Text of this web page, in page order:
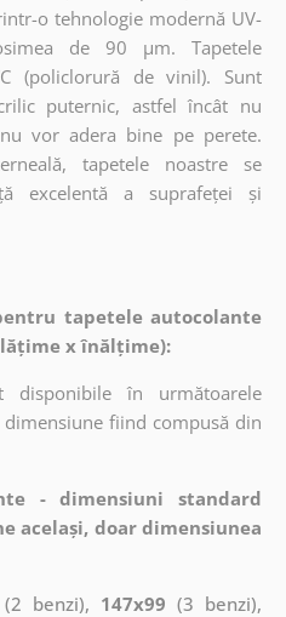
o tehnologie modernă UV-
de 90 µm. Tapetele
(policlorură de vinil). Sunt
puternic, astfel încât nu
vor adera bine pe perete.
tapetele noastre se
excelentă a suprafeței și
tapetele autocolante
x înălțime):
disponibile în următoarele
fiind compusă din
- dimensiuni standard
același, doar dimensiunea
(2 benzi), 147x99 (3 benzi),